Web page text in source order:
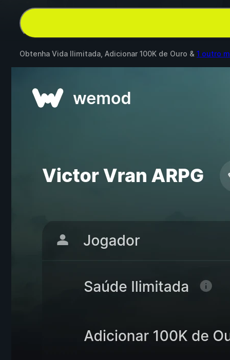
Obtenha Vida Ilimitada, Adicionar 100K de Ouro & 1 outro